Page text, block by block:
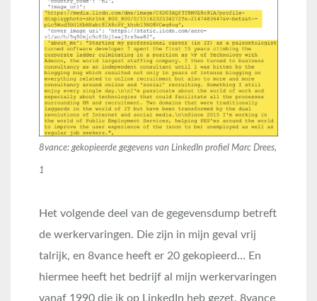
8vance: gekopieerde gegevens van LinkedIn profiel Marc Drees,
1
Het volgende deel van de gegevensdump betreft
de werkervaringen. Die zijn in mijn geval vrij
talrijk, en 8vance heeft er 20 gekopieerd… En
hiermee heeft het bedrijf al mijn werkervaringen
vanaf 1990 die ik op LinkedIn heb gezet. 8vance